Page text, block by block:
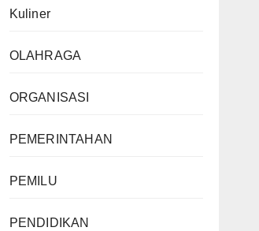
Kuliner
OLAHRAGA
ORGANISASI
PEMERINTAHAN
PEMILU
PENDIDIKAN